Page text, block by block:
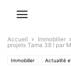
Accueil Immobilier
projets Tama 38 ! par
Immobilier Actualité